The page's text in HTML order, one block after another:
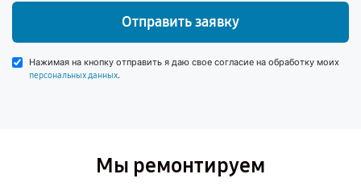
Отправить заявку
Нажимая на кнопку отправить я даю свое согласие на обработку моих
персональных данных.
Мы ремонтируем